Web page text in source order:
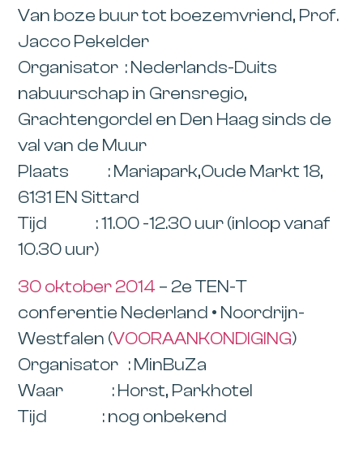
Van boze buur tot boezemvriend, Prof.
Jacco Pekelder
Organisator : Nederlands-Duits
nabuurschap in Grensregio,
Grachtengordel en Den Haag sinds de
val van de Muur
Plaats : Mariapark,Oude Markt 18,
6131 EN Sittard
Tijd : 11.00 -12.30 uur (inloop vanaf
10.30 uur)
30 oktober 2014 – 2e TEN-T
conferentie Nederland • Noordrijn-
Westfalen (VOORAANKONDIGING)
Organisator : MinBuZa
Waar : Horst, Parkhotel
Tijd : nog onbekend